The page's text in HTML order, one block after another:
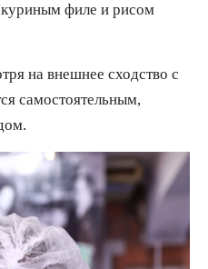
филе и рисом
на внешнее сходство с
самостоятельным,